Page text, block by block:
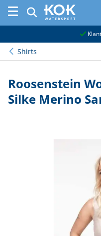
Shirts
Roosenstein
Silke Merino